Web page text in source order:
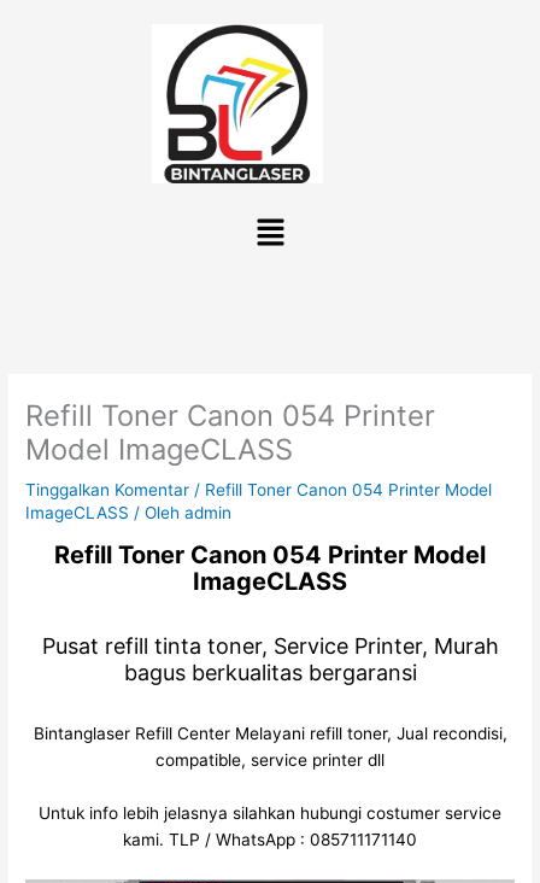
Menu
Refill Toner Canon 054 Printer
Model ImageCLASS
Tinggalkan Komentar / Refill Toner Canon 054 Printer Model
ImageCLASS / Olehadmin
Refill Toner Canon 054 Printer Model
ImageCLASS
Pusat refill tinta toner, Service Printer, Murah
bagus berkualitas bergaransi
Bintanglaser Refill Center Melayani refill toner, Jual recondisi,
compatible, service printer dll
Untuk info lebih jelasnya silahkan hubungi costumer service
kami. TLP / WhatsApp : 085711171140